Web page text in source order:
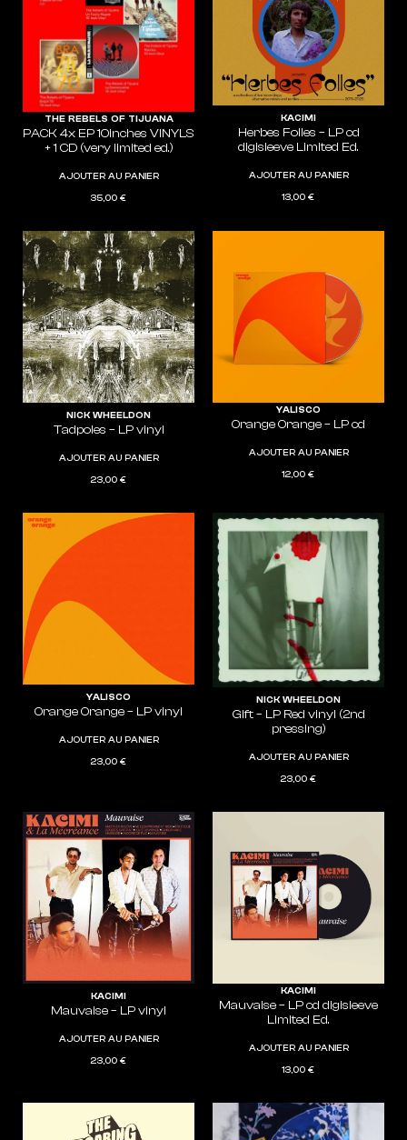
THE REBELS OF TIJUANA
PACK 4x EP 10inches VINYLS
+ 1 CD (very limited ed.)
35,00 €
AJOUTER AU PANIER
KACIMI
Herbes Folles – LP cd
digisleeve Limited Ed.
13,00 €
AJOUTER AU PANIER
NICK WHEELDON
Tadpoles – LP vinyl
23,00 €
AJOUTER AU PANIER
YALISCO
Orange Orange – LP cd
12,00 €
AJOUTER AU PANIER
YALISCO
Orange Orange – LP vinyl
23,00 €
AJOUTER AU PANIER
NICK WHEELDON
Gift – LP Red vinyl (2nd
pressing)
23,00 €
AJOUTER AU PANIER
KACIMI
Mauvaise – LP vinyl
23,00 €
AJOUTER AU PANIER
KACIMI
Mauvaise – LP cd digisleeve
Limited Ed.
13,00 €
AJOUTER AU PANIER